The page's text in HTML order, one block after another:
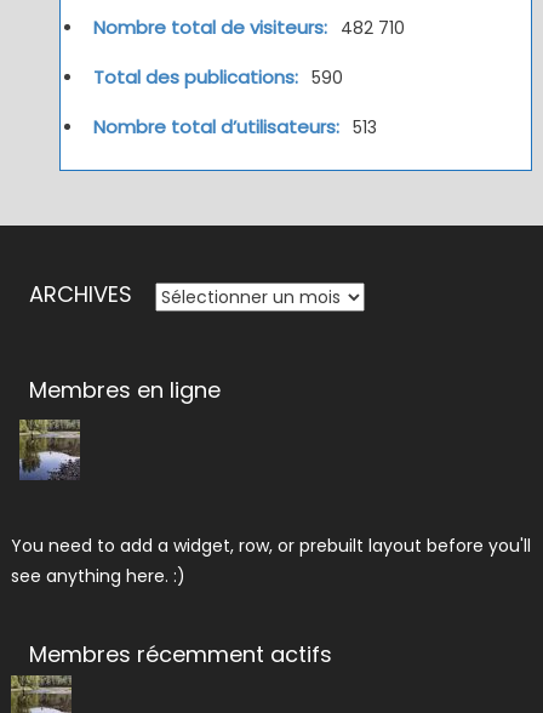
Nombre total de visiteurs: 482 710
Total des publications: 590
Nombre total d’utilisateurs: 513
ARCHIVES ARCHIVES
Membres en ligne
You need to add a widget, row, or prebuilt layout before you'll
see anything here. :)
Membres récemment actifs